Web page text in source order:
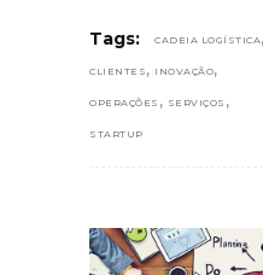
Tags: CADEIA LOGÍSTICA,
CLIENTES , INOVAÇÃO,
OPERAÇÕES , SERVIÇOS ,
STARTUP